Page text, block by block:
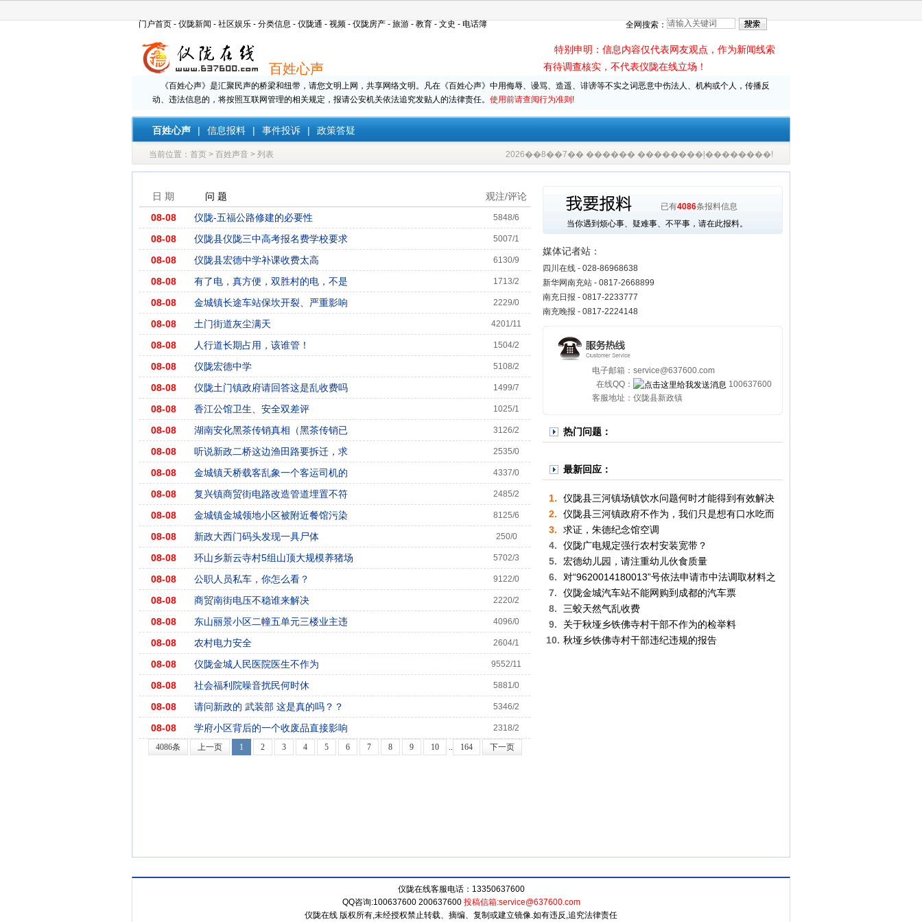
门户首页 - 仪陇新闻 - 社区娱乐 - 分类信息 - 仪陇通 - 视频 - 仪陇房产 - 旅游 - 教育 - 文史 - 电话簿 全网搜索：
百姓心声
特别申明：信息内容仅代表网友观点，作为新闻线索
有待调查核实，不代表仪陇在线立场！
《百姓心声》是汇聚民声的桥梁和纽带，请您文明上网，共享网络文明。凡在《百姓心声》中用侮辱、谩骂、造遥、诽谤等不实之词恶意中伤法人、机构或个人，传播反
动、违法信息的，将按照互联网管理的相关规定，报请公安机关依法追究发贴人的法律责任。 使用前请查阅行为准则!
百姓心声 | 信息报料 | 事件投诉 | 政策答疑
当前位置： 首页 > 百姓声音 > 列表 2026��8��7�� ������ ��������ļ��������!
日 期 问 题
观注/评论
08-08
仪陇-五福公路修建的必要性 5848/6
08-08 仪陇县仪陇三中高考报名费学校要求 5007/1
08-08 仪陇县宏德中学补课收费太高 6130/9
08-08 有了电，真方便，双胜村的电，不是 1713/2
08-08 金城镇长途车站保坎开裂、严重影响 2229/0
08-08 土门街道灰尘满天 4201/11
08-08 人行道长期占用，该谁管！ 1504/2
08-08 仪陇宏德中学 5108/2
08-08 仪陇土门镇政府请回答这是乱收费吗 1499/7
08-08 香江公馆卫生、安全双差评 1025/1
08-08 湖南安化黑茶传销真相（黑茶传销已 3126/2
08-08 听说新政二桥这边渔田路要拆迁，求 2535/0
08-08 金城镇天桥载客乱象一个客运司机的 4337/0
08-08 复兴镇商贸街电路改造管道埋置不符 2485/2
08-08 金城镇金城领地小区被附近餐馆污染 8125/6
08-08 新政大西门码头发现一具尸体 250/0
08-08 环山乡新云寺村5组山顶大规模养猪场 5702/3
08-08 公职人员私车，你怎么看？ 9122/0
08-08 商贸南街电压不稳谁来解决 2220/2
08-08 东山丽景小区二幢五单元三楼业主违 4096/0
08-08 农村电力安全 2604/1
08-08 仪陇金城人民医院医生不作为 9552/11
08-08 社会福利院噪音扰民何时休 5881/0
08-08 请问新政的 武装部 这是真的吗？？ 5346/2
08-08 学府小区背后的一个收废品直接影响
2318/2
4086条
上一页 1 2 3 4 5 6 7 8 9 10 .. 164 下一页
已有4086条报料信息
当你遇到烦心事、疑难事、不平事，请在此报料。
媒体记者站：
四川在线 - 028-86968638
新华网南充站 - 0817-2668899
南充日报 - 0817-2233777
南充晚报 - 0817-2224148
电子邮箱：service@637600.com
在线QQ：
100637600
客服地址：仪陇县新政镇
热门问题：
最新回应：
1.
仪陇县三河镇场镇饮水问题何时才能得到有效解决
2.
仪陇县三河镇政府不作为，我们只是想有口水吃而
已3.
求证，朱德纪念馆空调
4.
仪陇广电规定强行农村安装宽带？
5.
宏德幼儿园，请注重幼儿伙食质量
6.
对“9620014180013”号依法申请市中法调取材料之
邮件，
7.
仪陇金城汽车站不能网购到成都的汽车票
8.
三蛟天然气乱收费
9.
关于秋垭乡铁佛寺村干部不作为的检举料
10. 秋垭乡铁佛寺村干部违纪违规的报告
仪陇在线客服电话：13350637600
QQ咨询:100637600200637600 投稿信箱:service@637600.com
仪陇在线 版权所有,未经授权禁止转载、摘编、复制或建立镜像.如有违反,追究法律责任